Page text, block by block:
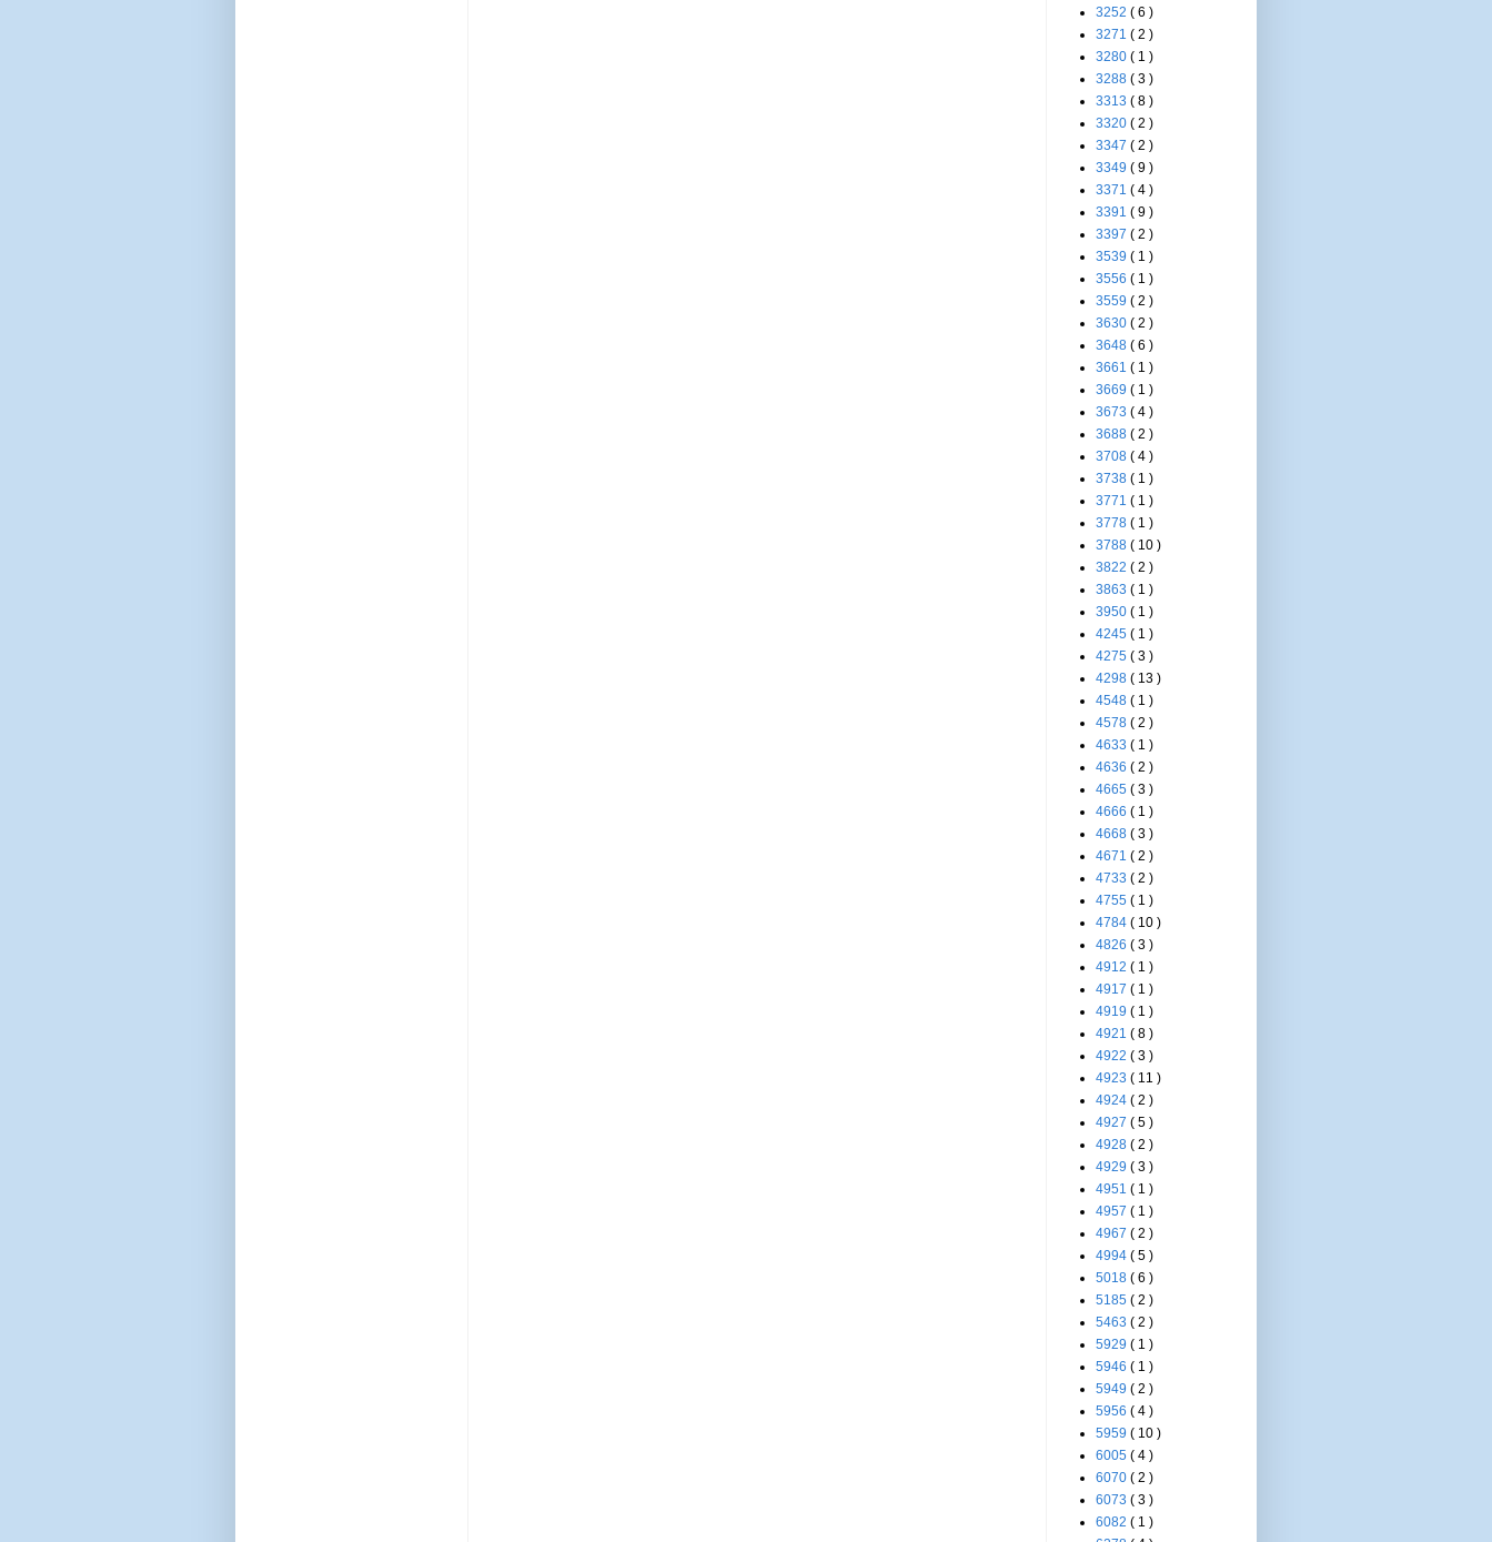
3252 ( 6 )
3271 ( 2 )
3280 ( 1 )
3288 ( 3 )
3313 ( 8 )
3320 ( 2 )
3347 ( 2 )
3349 ( 9 )
3371 ( 4 )
3391 ( 9 )
3397 ( 2 )
3539 ( 1 )
3556 ( 1 )
3559 ( 2 )
3630 ( 2 )
3648 ( 6 )
3661 ( 1 )
3669 ( 1 )
3673 ( 4 )
3688 ( 2 )
3708 ( 4 )
3738 ( 1 )
3771 ( 1 )
3778 ( 1 )
3788 ( 10 )
3822 ( 2 )
3863 ( 1 )
3950 ( 1 )
4245 ( 1 )
4275 ( 3 )
4298 ( 13 )
4548 ( 1 )
4578 ( 2 )
4633 ( 1 )
4636 ( 2 )
4665 ( 3 )
4666 ( 1 )
4668 ( 3 )
4671 ( 2 )
4733 ( 2 )
4755 ( 1 )
4784 ( 10 )
4826 ( 3 )
4912 ( 1 )
4917 ( 1 )
4919 ( 1 )
4921 ( 8 )
4922 ( 3 )
4923 ( 11 )
4924 ( 2 )
4927 ( 5 )
4928 ( 2 )
4929 ( 3 )
4951 ( 1 )
4957 ( 1 )
4967 ( 2 )
4994 ( 5 )
5018 ( 6 )
5185 ( 2 )
5463 ( 2 )
5929 ( 1 )
5946 ( 1 )
5949 ( 2 )
5956 ( 4 )
5959 ( 10 )
6005 ( 4 )
6070 ( 2 )
6073 ( 3 )
6082 ( 1 )